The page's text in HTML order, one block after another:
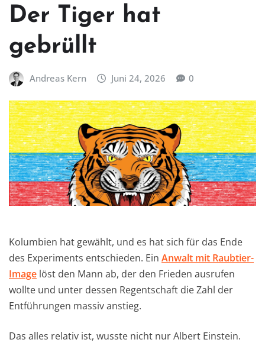
Der Tiger hat
gebrüllt
Andreas Kern Juni 24, 2026 0
Kolumbien hat gewählt, und es hat sich für das Ende
des Experiments entschieden. Ein Anwalt mit Raubtier-
Image löst den Mann ab, der den Frieden ausrufen
wollte und unter dessen Regentschaft die Zahl der
Entführungen massiv anstieg.
Das alles relativ ist, wusste nicht nur Albert Einstein.